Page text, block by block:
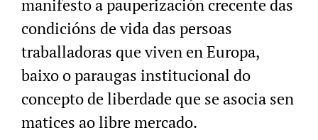
manifesto a pauperización crecente das
condicións de vida das persoas
traballadoras que viven en Europa,
baixo o paraugas institucional do
concepto de liberdade que se asocia sen
matices ao libre mercado.